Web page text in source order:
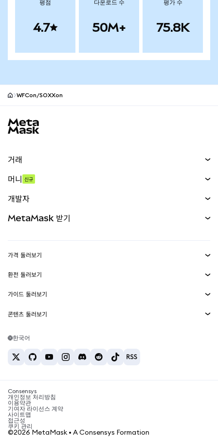
평점
4.7
다운로드 수
50M+
평가 수
75.8K
WFCon/SOXXon
거래
무기한 선물
실물자산
머니 신규
개발자
MetaMask Connect
Snaps
웹3 서비스
MetaMask 받기
보안
고객 지원
채용
가격 둘러보기
이더리움 가격
솔라나 가격
테더 가격
환전 둘러보기
ETH를 USD로 환전
USDT를 INR로 환전
BTC를 INR로 환전
ETH를 USDT로 환전
가이드 둘러보기
ETH 매수
USDT 매수
SHIB 매수
BNB 매수
콘텐츠 둘러보기
솔라나 지갑
암호화폐 세금 뉴스
암호화폐 매수 방법
비트코인 매도 방법
한국어
Consensys
개인정보 처리방침
이용약관
기여자 라이선스 계약
사이트맵
접근성
쿠키 관리
©2026 MetaMask • A Consensys Formation